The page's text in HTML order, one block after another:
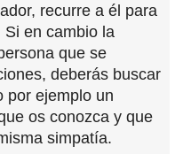
recurre a él para
en cambio la
que se
deberás buscar
por ejemplo un
os conozca y que
simpatía.